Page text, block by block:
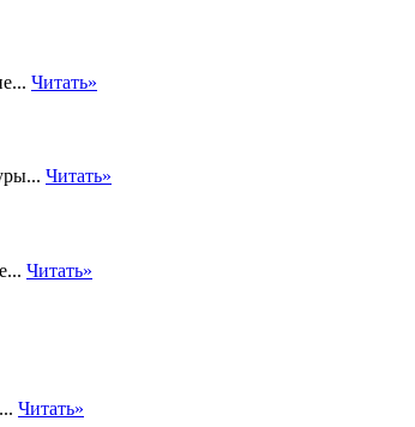
Читать»
Читать»
Читать»
Читать»